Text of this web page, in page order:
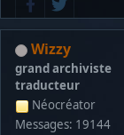
Wizzy
grand archiviste
traducteur
Néocréator
Messages: 19144